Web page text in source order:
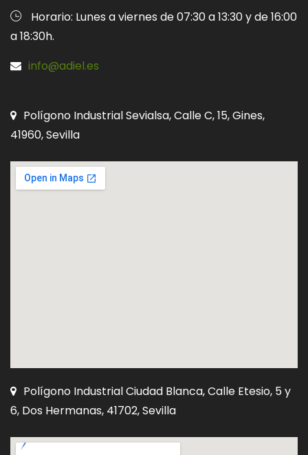
Horario: Lunes a viernes de 07:30 a 13:30 y de 16:00
a 18:30h.
info@adiel.es
Polígono Industrial Sevialsa, Calle C, 15, Gines,
41960, Sevilla
Polígono Industrial Ciudad Blanca, Calle Etesio, 5 y
6, Dos Hermanas, 41702, Sevilla